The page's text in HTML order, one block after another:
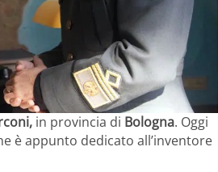
in provincia di Bologna. Oggi
è appunto dedicato all’inventore